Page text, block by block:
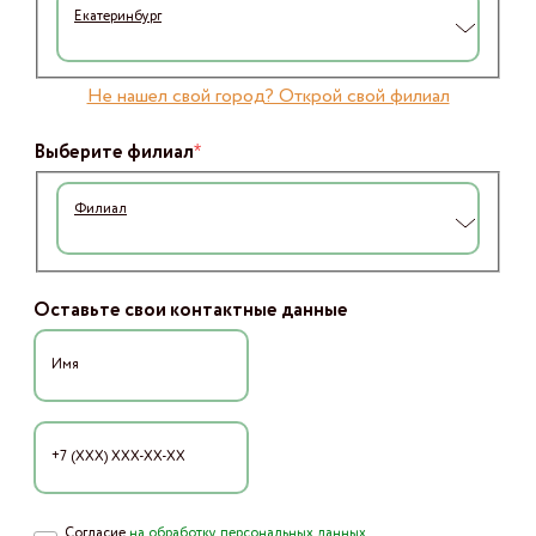
Екатеринбург
Не нашел свой город? Открой свой филиал
Выберите филиал*
Филиал
Оставьте свои контактные данные